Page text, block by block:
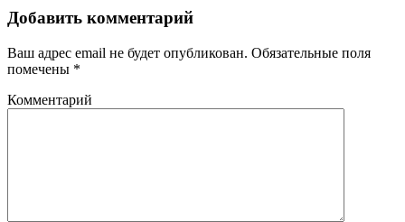
Добавить комментарий
Ваш адрес email не будет опубликован. Обязательные поля
помечены *
Комментарий